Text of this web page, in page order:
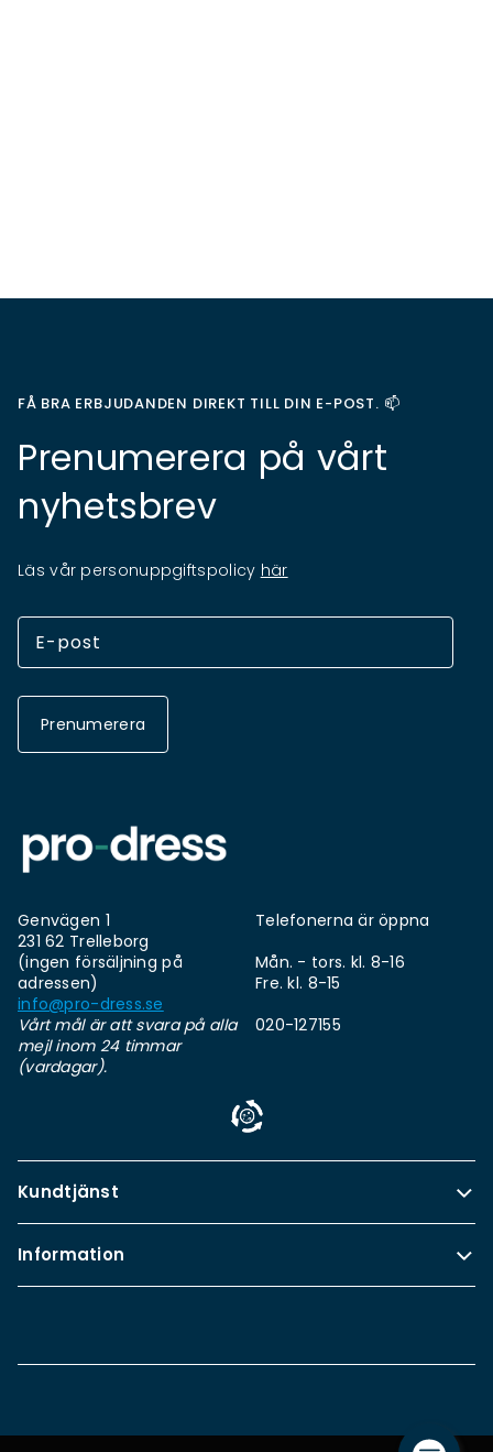
FÅ BRA ERBJUDANDEN DIREKT TILL DIN E-POST. 📫
Prenumerera på vårt
nyhetsbrev
Läs vår personuppgiftspolicy här
Prenumerera
Genvägen 1
231 62 Trelleborg
(ingen försäljning på
adressen)
info@pro-dress.se
Vårt mål är att svara på alla
mejl inom 24 timmar
(vardagar).
Telefonerna är öppna
Mån. - tors. kl. 8-16
Fre. kl. 8-15
020-127155
Kundtjänst
Information